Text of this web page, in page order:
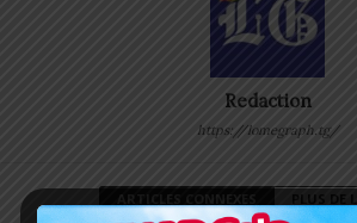
Redaction
https://lomegraph.tg/